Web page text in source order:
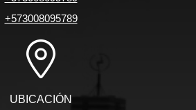
+573008095789
UBICACIÓN